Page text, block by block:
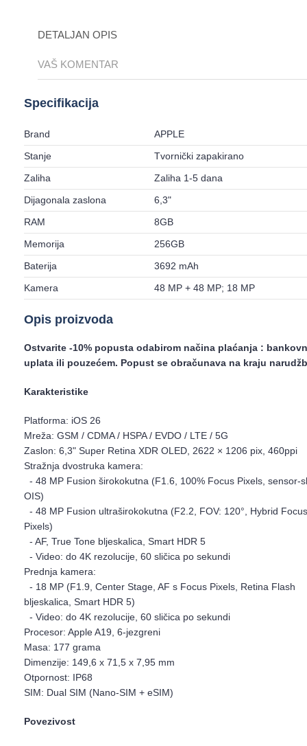
DETALJAN OPIS
VAŠ KOMENTAR
Specifikacija
Brand
APPLE
Stanje
Tvornički zapakirano
Zaliha
Zaliha 1-5 dana
Dijagonala zaslona
6,3"
RAM
8GB
Memorija
256GB
Baterija
3692 mAh
Kamera
48 MP + 48 MP; 18 MP
Opis proizvoda
Ostvarite -10% popusta odabirom načina plaćanja :
uplata ili pouzećem. Popust se obračunava na kraju
Karakteristike
Platforma: iOS 26
Mreža: GSM / CDMA / HSPA / EVDO / LTE / 5G
Zaslon: 6,3" Super Retina XDR OLED, 2622 × 1206 pix, 460ppi
Stražnja dvostruka kamera:
- 48 MP Fusion širokokutna (F1.6, 100% Focus Pixels, sensor-
OIS)
- 48 MP Fusion ultraširokokutna (F2.2, FOV: 120°, Hybrid Focus
Pixels)
- AF, True Tone bljeskalica, Smart HDR 5
- Video: do 4K rezolucije, 60 sličica po sekundi
Prednja kamera:
- 18 MP (F1.9, Center Stage, AF s Focus Pixels, Retina Flash
bljeskalica, Smart HDR 5)
- Video: do 4K rezolucije, 60 sličica po sekundi
Procesor: Apple A19, 6-jezgreni
Masa: 177 grama
Dimenzije: 149,6 x 71,5 x 7,95 mm
Otpornost: IP68
SIM: Dual SIM (Nano-SIM + eSIM)
Povezivost